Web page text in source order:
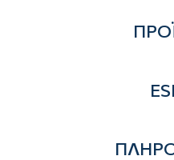
Τρόποι